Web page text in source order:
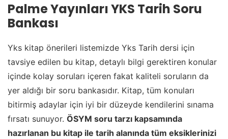
Palme Yayınları YKS Tarih Soru
Bankası
Yks kitap önerileri listemizde Yks Tarih dersi için
tavsiye edilen bu kitap, detaylı bilgi gerektiren konular
içinde kolay soruları içeren fakat kaliteli soruların da
yer aldığı bir soru bankasıdır. Kitap, tüm konuları
bitirmiş adaylar için iyi bir düzeyde kendilerini sınama
fırsatı sunuyor. ÖSYM soru tarzı kapsamında
hazırlanan bu kitap ile tarih alanında tüm eksiklerinizi